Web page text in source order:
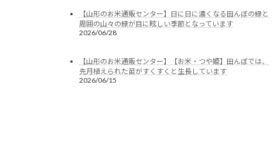
【山形のお米通販センター】日に日に濃くなる田んぼの緑と
周囲の山々の緑が目に眩しい季節となっています
2026/06/28
【山形のお米通販センター】【お米・つや姫】田んぼでは、
先月植えられた苗がすくすくと生長しています
2026/06/15